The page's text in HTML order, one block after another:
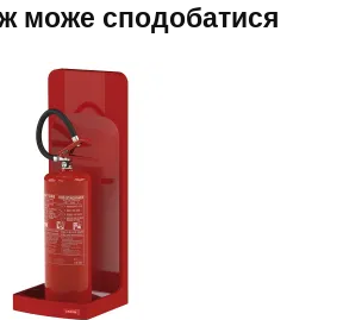
може сподобатися